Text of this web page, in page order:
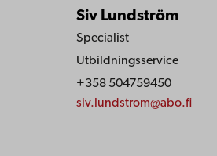
Siv Lundström
Specialist
Utbildningsservice
+358 504759450
siv.lundstrom@abo.fi